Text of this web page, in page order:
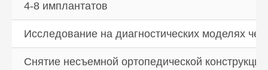
4-8 имплантатов
Исследование на диагностических моделях
Снятие несъемной ортопедической